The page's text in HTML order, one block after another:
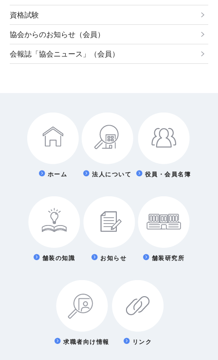
資格試験
協会からのお知らせ（会員）
会報誌「協会ニュース」（会員）
ホーム 法人について 役員・会員名簿
舗装の知識 お知らせ 舗装研究所
求職者向け情報 リンク